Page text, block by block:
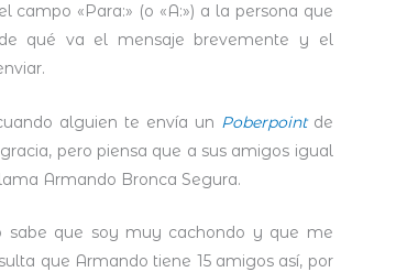
campo «Para:» (o «A:») a la persona que
qué va el mensaje brevemente y el
alguien te envía un Poberpointde
pero piensa que a sus amigos igual
Armando Bronca Segura.
sabe que soy muy cachondo y que me
que Armando tiene 15 amigos así, por